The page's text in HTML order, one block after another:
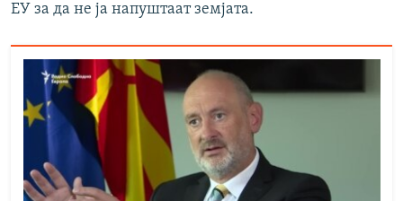
ЕУ за да не ја напуштаат земјата.